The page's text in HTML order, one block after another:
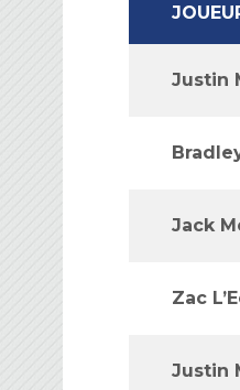
Justin
Jack
Zac
Justin